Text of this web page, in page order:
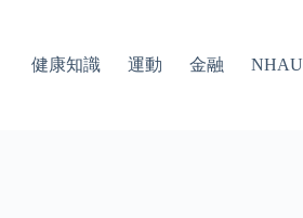
健康知識 運動 金融 NHAU